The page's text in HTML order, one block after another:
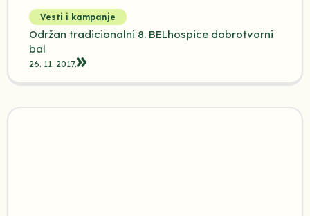
Vesti i kampanje
Održan tradicionalni 8. BELhospice dobrotvorni
bal
26. 11. 2017.